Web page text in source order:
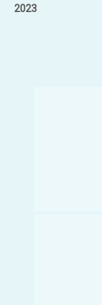
2023